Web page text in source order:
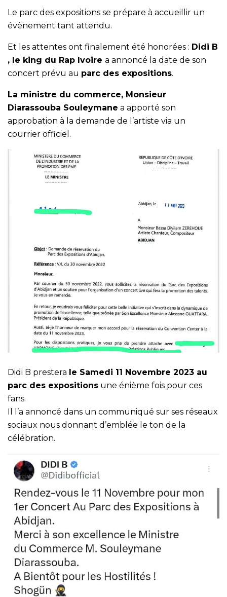
Le parc des expositions se prépare à accueillir un
évènement tant attendu.
Et les attentes ont finalement été honorées : Didi B
, le king du Rap Ivoire a annoncé la date de son
concert prévu au parc des expositions.
La ministre du commerce, Monsieur
Diarassouba Souleymane a apporté son
approbation à la demande de l’artiste via un
courrier officiel.
Didi B prestera le Samedi 11 Novembre 2023 au
parc des expositions une énième fois pour ces
fans.
Il l’a annoncé dans un communiqué sur ses réseaux
sociaux nous donnant d’emblée le ton de la
célébration.